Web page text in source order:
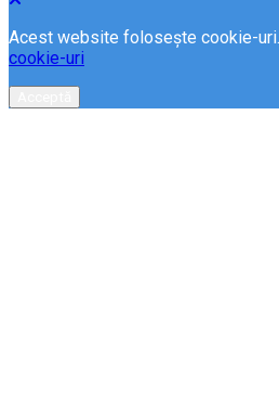
Acest website folosește cookie-
cookie-uri